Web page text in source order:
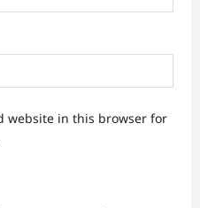
website in this browser for